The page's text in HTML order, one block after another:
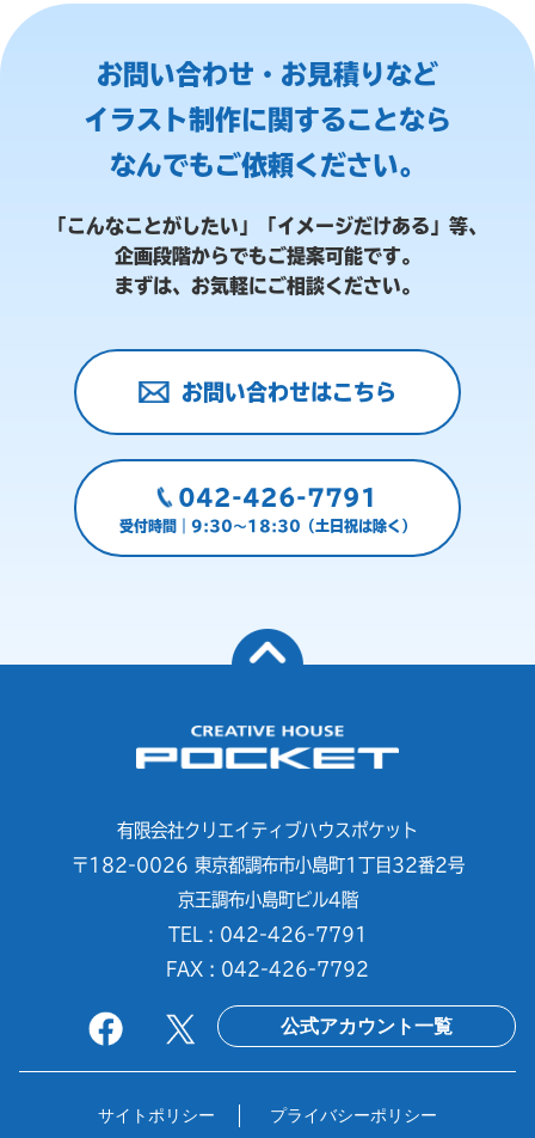
お問い合わせ・お見積りなど
イラスト制作に関することなら
なんでもご依頼ください。
「こんなことがしたい」「イメージだけある」等、
企画段階からでもご提案可能です。
まずは、お気軽にご相談ください。
お問い合わせはこちら
042-426-7791
受付時間｜9:30～18:30（土日祝は除く）
有限会社クリエイティブハウスポケット
〒182-0026 東京都調布市小島町1丁目32番2号
京王調布小島町ビル4階
TEL : 042-426-7791
FAX : 042-426-7792
公式アカウント一覧
サイトポリシー プライバシーポリシー